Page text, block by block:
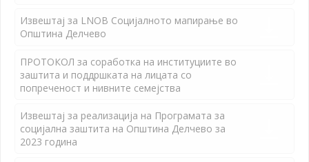
Извештај за LNOB Социјалното мапирање во
Општина Делчево
ПРОТОКОЛ за соработка на институциите во
заштита и поддршката на лицата со
попреченост и нивните семејства
Извештај за реализација на Програмата за
социјална заштита на Општина Делчево за
2023 година